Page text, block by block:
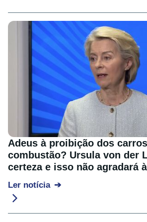
Adeus à proibição dos
combustão? Ursula von der
certeza e isso não agradará
Ler notícia